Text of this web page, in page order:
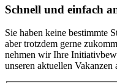
Schnell und einfach
Sie haben keine bestimmte
aber trotzdem gerne
nehmen wir Ihre
unseren aktuellen Vakanzen